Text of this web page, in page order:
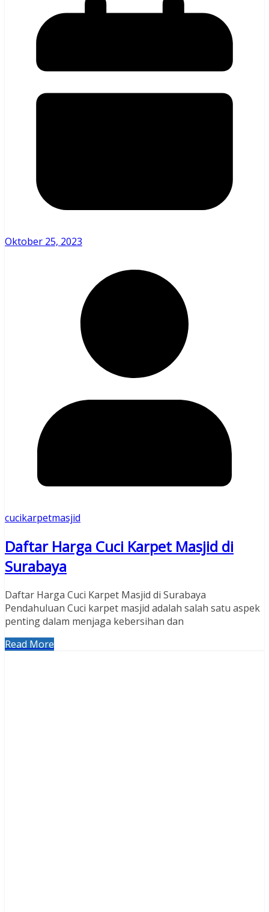
Oktober 25, 2023
cucikarpetmasjid
Daftar Harga Cuci Karpet Masjid di
Surabaya
Daftar Harga Cuci Karpet Masjid di Surabaya
Pendahuluan Cuci karpet masjid adalah salah satu aspek
penting dalam menjaga kebersihan dan
Read More